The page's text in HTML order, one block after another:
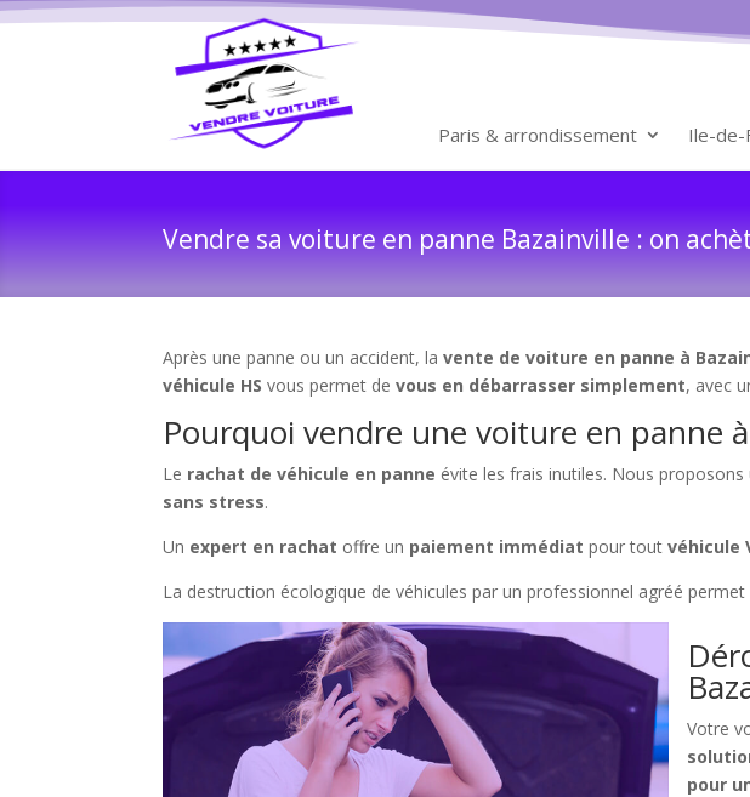
Paris & arrondissement Ile-de-
Vendre sa voiture en panne Bazainville : on
Après une panne ou un accident, lavente de voiture en panne à
véhicule HS vous permet devous en débarrasser simplement, avec
Pourquoi vendre une voiture en panne
Le rachat de véhicule en panne évite les frais inutiles. Nous proposons
sans stress.
Un expert en rachat offre un paiement immédiat pour toutvéhicule
La destruction écologique de véhicules par un professionnel agréé
Votre
pour